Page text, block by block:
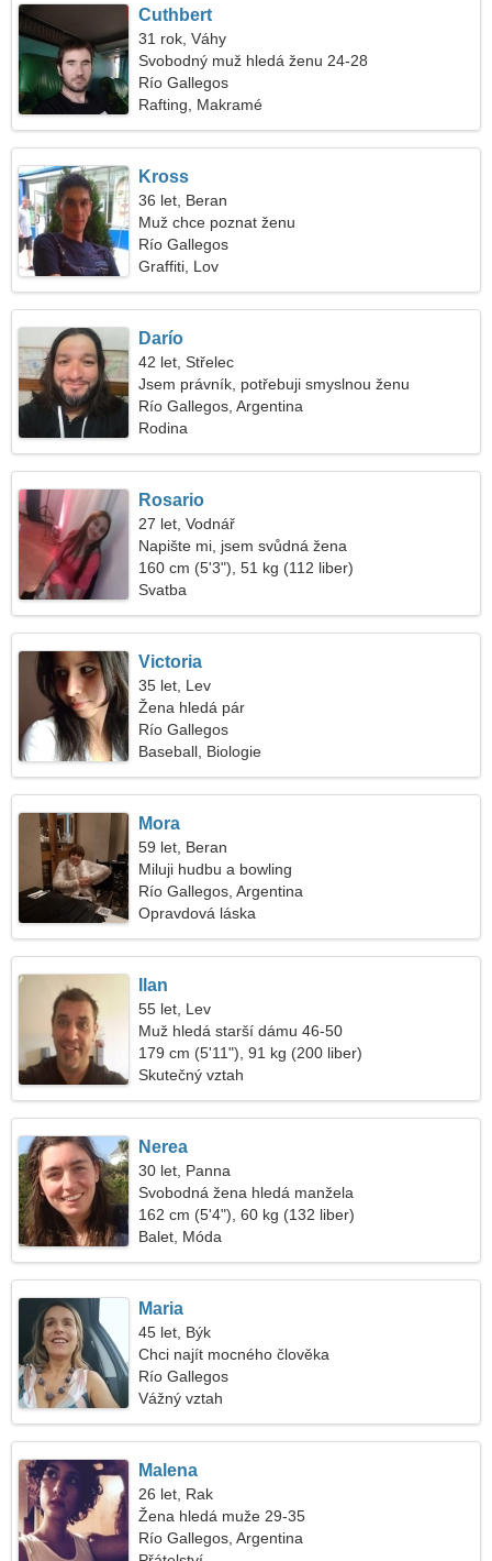
Cuthbert
31 rok, Váhy
Svobodný muž hledá ženu 24-28
Río Gallegos
Rafting, Makramé
Kross
36 let, Beran
Muž chce poznat ženu
Río Gallegos
Graffiti, Lov
Darío
42 let, Střelec
Jsem právník, potřebuji smyslnou ženu
Río Gallegos, Argentina
Rodina
Rosario
27 let, Vodnář
Napište mi, jsem svůdná žena
160 cm (5'3"), 51 kg (112 liber)
Svatba
Victoria
35 let, Lev
Žena hledá pár
Río Gallegos
Baseball, Biologie
Mora
59 let, Beran
Miluji hudbu a bowling
Río Gallegos, Argentina
Opravdová láska
Ilan
55 let, Lev
Muž hledá starší dámu 46-50
179 cm (5'11"), 91 kg (200 liber)
Skutečný vztah
Nerea
30 let, Panna
Svobodná žena hledá manžela
162 cm (5'4"), 60 kg (132 liber)
Balet, Móda
Maria
45 let, Býk
Chci najít mocného člověka
Río Gallegos
Vážný vztah
Malena
26 let, Rak
Žena hledá muže 29-35
Río Gallegos, Argentina